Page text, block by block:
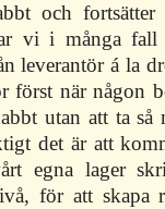
och
vi i många fall
leverantör á la
först när någon
utan att ta
det är att
egna lager
för att skapa